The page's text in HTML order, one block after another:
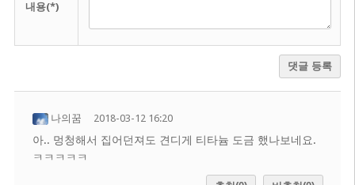
내용(*)
댓글 등록
나의꿈 2018-03-12 16:20
아.. 멍청해서 집어던져도 견디게 티타늄 도금 했나보네요.
ㅋㅋㅋㅋㅋ